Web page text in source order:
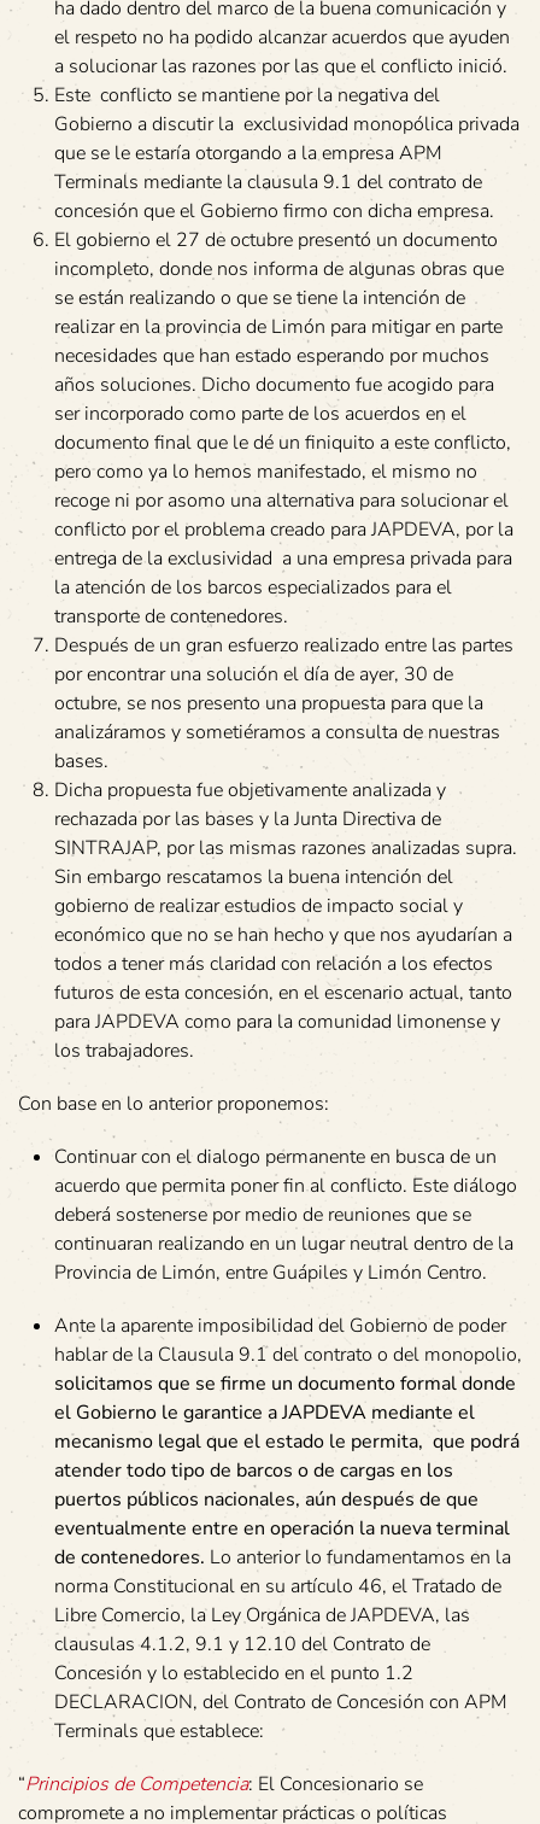
ha dado dentro del marco de la buena comunicación y
el respeto no ha podido alcanzar acuerdos que ayuden
a solucionar las razones por las que el conflicto inició.
Este conflicto se mantiene por la negativa del
Gobierno a discutir la exclusividad monopólica privada
que se le estaría otorgando a la empresa APM
Terminals mediante la clausula 9.1 del contrato de
concesión que el Gobierno firmo con dicha empresa.
El gobierno el 27 de octubre presentó un documento
incompleto, donde nos informa de algunas obras que
se están realizando o que se tiene la intención de
realizar en la provincia de Limón para mitigar en parte
necesidades que han estado esperando por muchos
años soluciones. Dicho documento fue acogido para
ser incorporado como parte de los acuerdos en el
documento final que le dé un finiquito a este conflicto,
pero como ya lo hemos manifestado, el mismo no
recoge ni por asomo una alternativa para solucionar el
conflicto por el problema creado para JAPDEVA, por la
entrega de la exclusividad a una empresa privada para
la atención de los barcos especializados para el
transporte de contenedores.
Después de un gran esfuerzo realizado entre las partes
por encontrar una solución el día de ayer, 30 de
octubre, se nos presento una propuesta para que la
analizáramos y sometiéramos a consulta de nuestras
bases.
Dicha propuesta fue objetivamente analizada y
rechazada por las bases y la Junta Directiva de
SINTRAJAP, por las mismas razones analizadas supra.
Sin embargo rescatamos la buena intención del
gobierno de realizar estudios de impacto social y
económico que no se han hecho y que nos ayudarían a
todos a tener más claridad con relación a los efectos
futuros de esta concesión, en el escenario actual, tanto
para JAPDEVA como para la comunidad limonense y
los trabajadores.
Con base en lo anterior proponemos:
Continuar con el dialogo permanente en busca de un
acuerdo que permita poner fin al conflicto. Este diálogo
deberá sostenerse por medio de reuniones que se
continuaran realizando en un lugar neutral dentro de la
Provincia de Limón, entre Guápiles y Limón Centro.
Ante la aparente imposibilidad del Gobierno de poder
hablar de la Clausula 9.1 del contrato o del monopolio,
solicitamos que se firme un documento formal donde
el Gobierno le garantice a JAPDEVA mediante el
mecanismo legal que el estado le permita, que podrá
atender todo tipo de barcos o de cargas en los
puertos públicos nacionales, aún después de que
eventualmente entre en operación la nueva terminal
de contenedores. Lo anterior lo fundamentamos en la
norma Constitucional en su artículo 46, el Tratado de
Libre Comercio, la Ley Orgánica de JAPDEVA, las
clausulas 4.1.2, 9.1 y 12.10 del Contrato de
Concesión y lo establecido en el punto 1.2
DECLARACION, del Contrato de Concesión con APM
Terminals que establece:
“Principios de Competencia: El Concesionario se
compromete a no implementar prácticas o políticas